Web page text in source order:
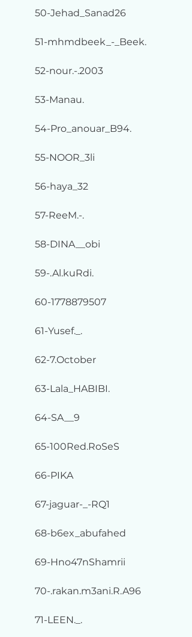
50-Jehad_Sanad26
51-mhmdbeek_-_Beek.
52-nour.-.2003
53-Manau.
54-Pro_anouar_B94.
55-NOOR_3li
56-haya_32
57-ReeM.-.
58-DINA__obi
59-.Al.kuRdi.
60-1778879507
61-Yusef._.
62-7.October
63-Lala_HABIBI.
64-SA__9
65-100Red.RoSeS
66-PIKA
67-jaguar-_-RQ1
68-b6ex_abufahed
69-Hno47nShamrii
70-.rakan.m3ani.R.A96
71-LEEN._.